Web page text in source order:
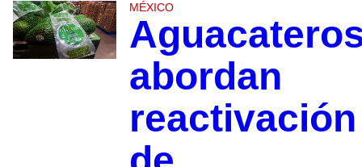
MÉXICO
abordan
reactivación